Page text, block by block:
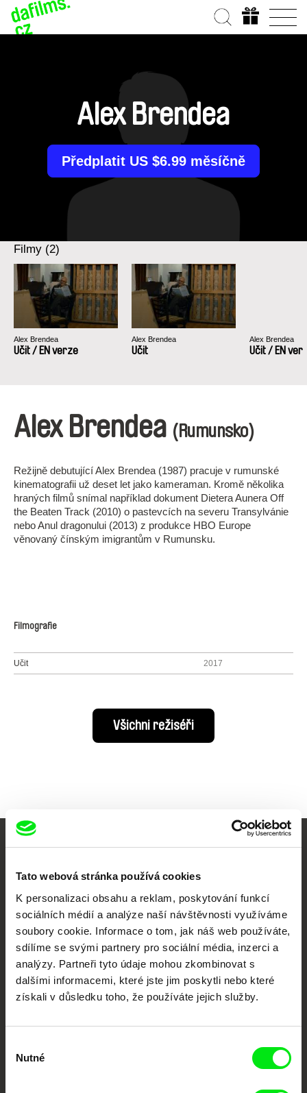
Tato webová stránka používá cookies
K personalizaci obsahu a reklam, poskytování funkcí
sociálních médií a analýze naší návštěvnosti využíváme
soubory cookie. Informace o tom, jak náš web používáte,
sdílíme se svými partnery pro sociální média, inzerci a
analýzy. Partneři tyto údaje mohou zkombinovat s
dalšími informacemi, které jste jim poskytli nebo které
získali v důsledku toho, že používáte jejich služby.
souhlasu
Nutné
Alex Brendea
Předplatit US $6.99 měsíčně
Filmy (2)
Alex Brendea
Učit / EN verze
Alex Brendea
Učit
Alex Brendea
Učit / EN
Alex Brendea (Rumunsko)
Režijně debutující Alex Brendea (1987) pracuje v rumunské
kinematografii už deset let jako kameraman. Kromě několika
hraných filmů snímal například dokument Dietera Aunera Off
the Beaten Track (2010) o pastevcích na severu Transylvánie
nebo Anul dragonului (2013) z produkce HBO Europe
věnovaný čínským imigrantům v Rumunsku.
Filmografie
Učit 2017
Všichni režiséři
dokumentární kino
Nové festivalové filmy
každý týden
festivalů dokumentárního filmu sdružených do Doc Alliance. Naším cílem je
posouvat hranice dokumentárního filmu, propagovat jeho rozmanitost a
podporovat kvalitní autorské filmy.